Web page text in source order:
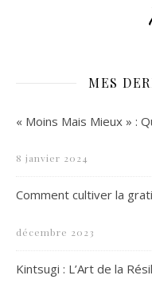
MES
« Moins Mais Mieux » :
8 janvier 2024
Comment cultiver la
décembre 2023
Kintsugi : L’Art de la